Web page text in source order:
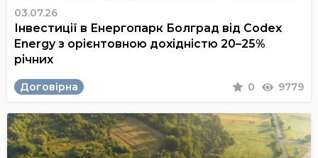
03.07.26
Інвестиції в Енергопарк Болград від Codex
Energy з орієнтовною дохідністю 20–25%
річних
Договірна 0 9779